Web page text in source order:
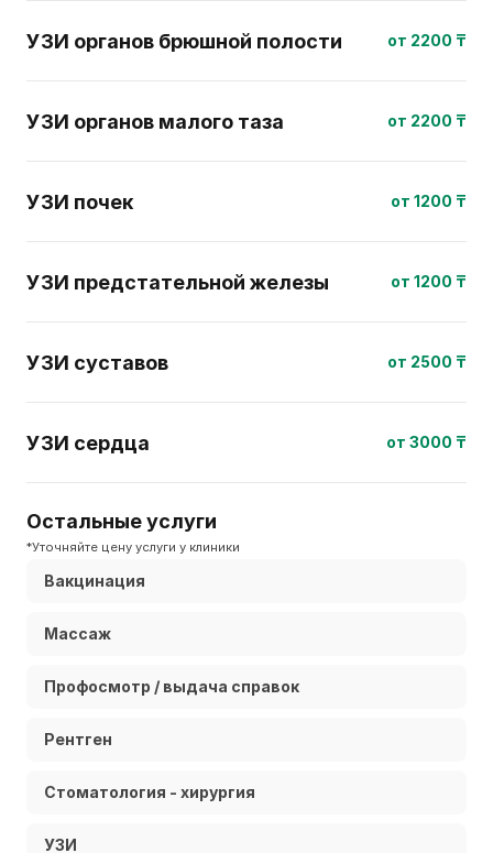
УЗИ органов брюшной полости от 2200 ₸
УЗИ органов малого таза от 2200 ₸
УЗИ почек от 1200 ₸
УЗИ предстательной железы от 1200 ₸
УЗИ суставов от 2500 ₸
УЗИ сердца от 3000 ₸
Остальные услуги
*Уточняйте цену услуги у клиники
Вакцинация
Массаж
Профосмотр / выдача справок
Рентген
Стоматология - хирургия
УЗИ